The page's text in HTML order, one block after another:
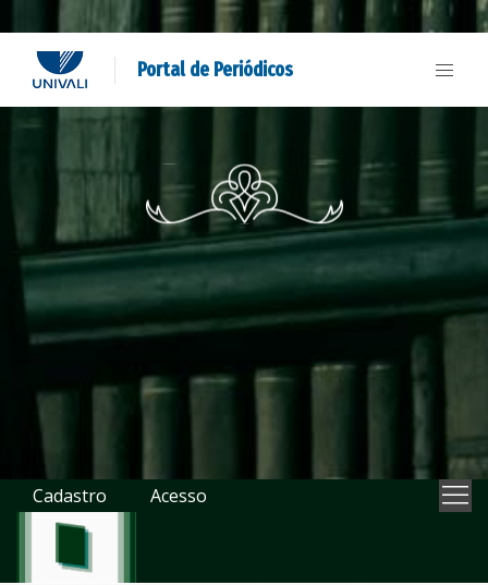
Portal de Periódicos
Cadastro Acesso